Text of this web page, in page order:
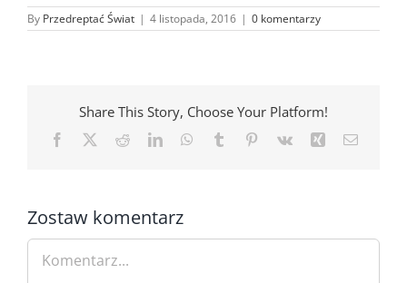
By Przedreptać Świat | 4 listopada, 2016 | 0 komentarzy
Share This Story, Choose Your Platform!
Facebook RedditLinkedInWhatsApp
Tumblr Pinterest
Vk Xing Email
Zostaw komentarz
Comment